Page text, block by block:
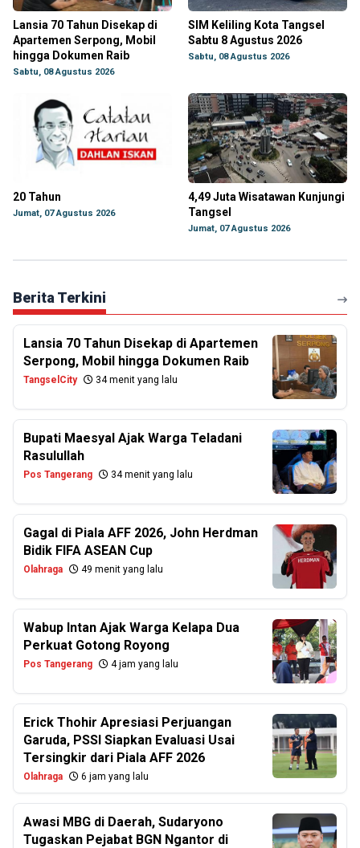
Lansia 70 Tahun Disekap di
Apartemen Serpong, Mobil
hingga Dokumen Raib
Sabtu, 08 Agustus 2026
SIM Keliling Kota Tangsel
Sabtu 8 Agustus 2026
Sabtu, 08 Agustus 2026
20 Tahun
Jumat, 07 Agustus 2026
4,49 Juta Wisatawan Kunjungi
Tangsel
Jumat, 07 Agustus 2026
Berita Terkini
Lansia 70 Tahun Disekap di Apartemen
Serpong, Mobil hingga Dokumen Raib
TangselCity 34 menit yang lalu
Bupati Maesyal Ajak Warga Teladani
Rasulullah
Pos Tangerang 34 menit yang lalu
Gagal di Piala AFF 2026, John Herdman
Bidik FIFA ASEAN Cup
Olahraga 49 menit yang lalu
Wabup Intan Ajak Warga Kelapa Dua
Perkuat Gotong Royong
Pos Tangerang 4 jam yang lalu
Erick Thohir Apresiasi Perjuangan
Garuda, PSSI Siapkan Evaluasi Usai
Tersingkir dari Piala AFF 2026
Olahraga 6 jam yang lalu
Awasi MBG di Daerah, Sudaryono
Tugaskan Pejabat BGN Ngantor di